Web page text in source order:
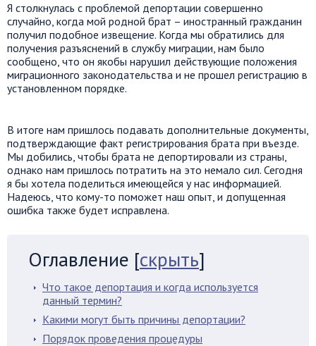
Я столкнулась с проблемой депортации совершенно
случайно, когда мой родной брат – иностранный гражданин
получил подобное извещение. Когда мы обратились для
получения разъяснений в службу миграции, нам было
сообщено, что он якобы нарушил действующие положения
миграционного законодательства и не прошел регистрацию в
установленном порядке.
В итоге нам пришлось подавать дополнительные документы,
подтверждающие факт регистрирования брата при въезде.
Мы добились, чтобы брата не депортировали из страны,
однако нам пришлось потратить на это немало сил. Сегодня
я бы хотела поделиться имеющейся у нас информацией.
Надеюсь, что кому-то поможет наш опыт, и допущенная
ошибка также будет исправлена.
Оглавление [скрыть]
Что такое депортация и когда используется
данный термин?
Какими могут быть причины депортации?
Порядок проведения процедуры